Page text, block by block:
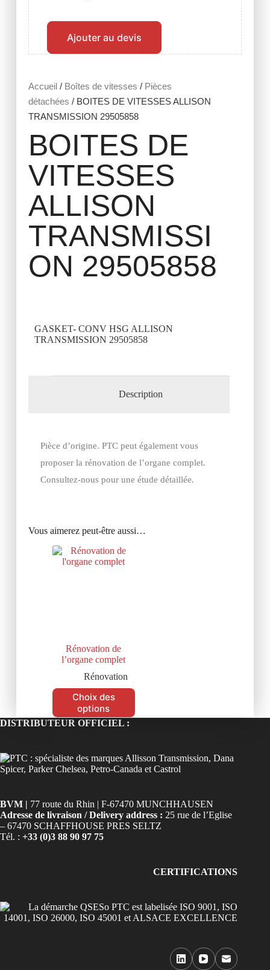
Accueil/ Boîtes de vitesses / Pièces
détachées / BOITES DE VITESSES ALLISON
TRANSMISSION 29505858
BOITES DE
VITESSES
ALLISON
TRANSMISSI
ON 29505858
GASKET- CONV HSG ALLISON
TRANSMISSION 29505858
Description
Pièce d’origine. PTC peut également vous
proposer la rénovation de l’organe complet.
Consultez-nous pour une étude détaillée.
Vous aimerez peut-être aussi…
Rénovation de
l’organe complet
Rénovation
Choix des
options
Ajouter au devis
DISTRIBUTEUR OFFICIEL :
BVM | 77 route du Rhin | F-67470 MUNCHHAUSEN
Adresse de livraison / Delivery address : 25 rue de l’Eglise
– 67470 SCHAFFHOUSE PRES SELTZ
Tél. : +33 (0)3 88 90 97 75
CERTIFICATIONS